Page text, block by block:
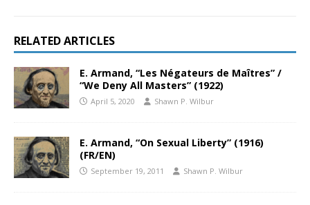
RELATED ARTICLES
E. Armand, “Les Négateurs de Maîtres” /
“We Deny All Masters” (1922)
April 5, 2020 Shawn P. Wilbur
E. Armand, “On Sexual Liberty” (1916)
(FR/EN)
September 19, 2011 Shawn P. Wilbur